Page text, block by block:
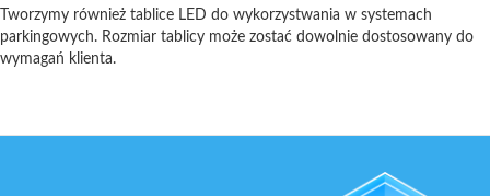
Tworzymy również tablice LED do wykorzystwania w systemach
parkingowych. Rozmiar tablicy może zostać dowolnie dostosowany do
wymagań klienta.